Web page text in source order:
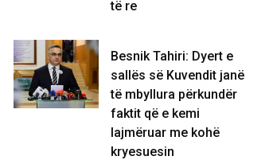
të re
Besnik Tahiri: Dyert e
sallës së Kuvendit janë
të mbyllura përkundër
faktit që e kemi
lajmëruar me kohë
kryesuesin